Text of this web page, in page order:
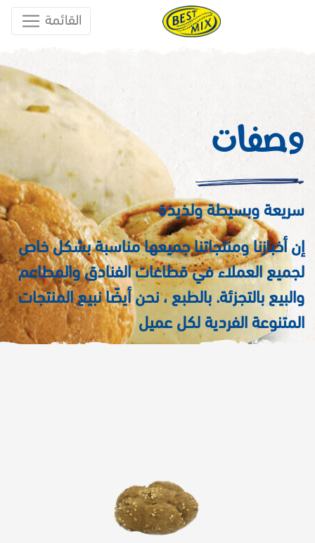
القائمة
وصفات
سريعة وبسيطة ولذيذة
إن أخبازنا ومنتجاتنا جميعها مناسبة بشكل خاص
لجميع العملاء في قطاعات الفنادق والمطاعم
والبيع بالتجزئة. بالطبع ، نحن أيضًا نبيع المنتجات
المتنوعة الفردية لكل عميل